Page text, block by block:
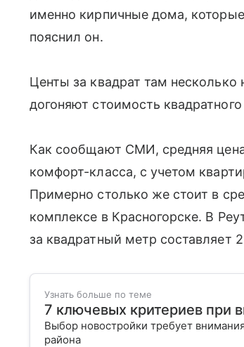
именно кирпичные дома,
пояснил он.
Центы за квадрат там несколько
догоняют стоимость
Как сообщают СМИ, средняя
комфорт-класса, с учетом
Примерно столько же стоит в
комплексе в Красногорске. В
за квадратный метр составляет
Узнать больше по теме
7 ключевых критериев при
Выбор новостройки требует
района